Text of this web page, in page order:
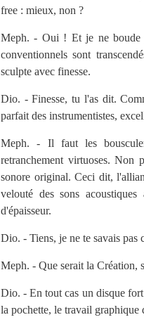
free : mieux, non ?
Meph. - Oui ! Et je ne boude
conventionnels sont
sculpte avec finesse.
Dio. - Finesse, tu l'as dit.
parfait des instrumentistes,
Meph. - Il faut les
retranchement virtuoses. Non
sonore original. Ceci dit,
velouté des sons
d'épaisseur.
Dio. - Tiens, je ne te savais pas
Meph. - Que serait la Création,
Dio. - En tout cas un disque
la pochette, le travail graphique